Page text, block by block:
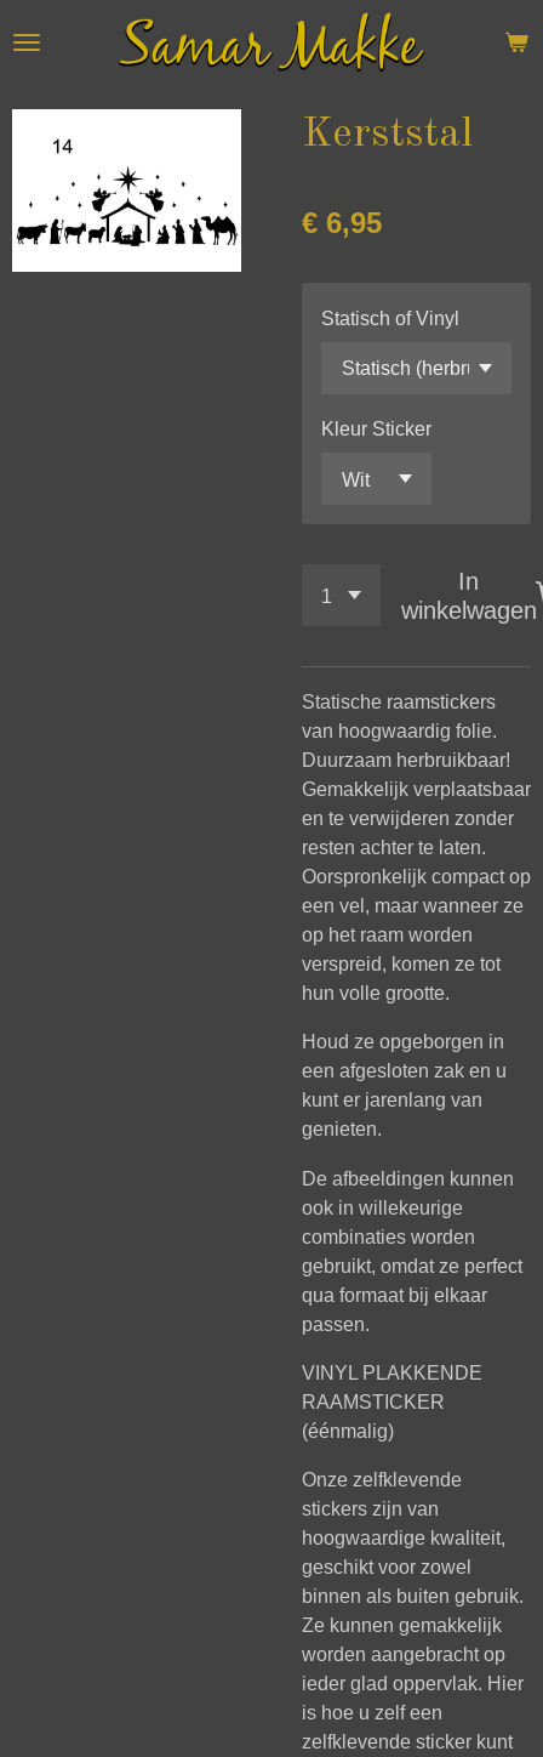
direct
de
hoofdinhoud
Kerststal
€ 6,95
Statisch of Vinyl
Kleur Sticker
In
winkelwagen
Statische raamstickers
van hoogwaardig folie.
Duurzaam herbruikbaar!
Gemakkelijk verplaatsbaar
en te verwijderen zonder
resten achter te laten.
Oorspronkelijk compact op
een vel, maar wanneer ze
op het raam worden
verspreid, komen ze tot
hun volle grootte.
Houd ze opgeborgen in
een afgesloten zak en u
kunt er jarenlang van
genieten.
De afbeeldingen kunnen
ook in willekeurige
combinaties worden
gebruikt, omdat ze perfect
qua formaat bij elkaar
passen.
VINYL PLAKKENDE
RAAMSTICKER
(éénmalig)
Onze zelfklevende
stickers zijn van
hoogwaardige kwaliteit,
geschikt voor zowel
binnen als buiten gebruik.
Ze kunnen gemakkelijk
worden aangebracht op
ieder glad oppervlak. Hier
is hoe u zelf een
zelfklevende sticker kunt